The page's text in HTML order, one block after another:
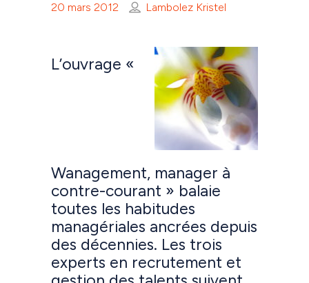
20 mars 2012 Lambolez Kristel
L’ouvrage «
Wanagement, manager à
contre-courant » balaie
toutes les habitudes
managériales ancrées depuis
des décennies. Les trois
experts en recrutement et